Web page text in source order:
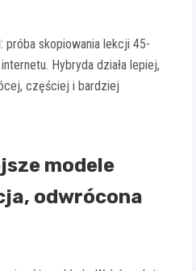
próba skopiowania lekcji 45-
Hybryda działa lepiej,
częściej i bardziej
modele
odwrócona